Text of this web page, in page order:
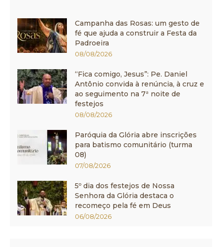
Campanha das Rosas: um gesto de
fé que ajuda a construir a Festa da
Padroeira
08/08/2026
“Fica comigo, Jesus”: Pe. Daniel
Antônio convida à renúncia, à cruz e
ao seguimento na 7ª noite de
festejos
08/08/2026
Paróquia da Glória abre inscrições
para batismo comunitário (turma
08)
07/08/2026
5º dia dos festejos de Nossa
Senhora da Glória destaca o
recomeço pela fé em Deus
06/08/2026